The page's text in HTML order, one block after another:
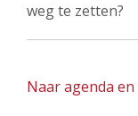
weg te zetten?
Naar agenda